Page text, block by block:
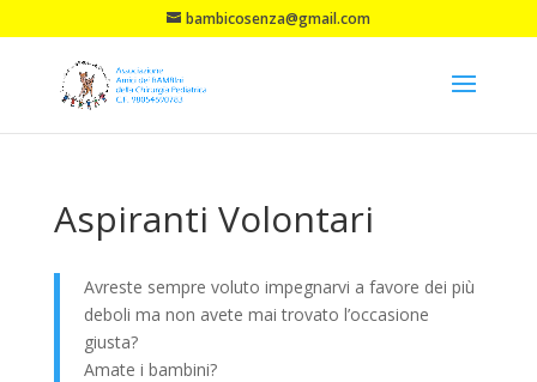
bambicosenza@gmail.com
Aspiranti Volontari
Avreste sempre voluto impegnarvi a favore dei più
deboli ma non avete mai trovato l’occasione
giusta?
Amate i bambini?